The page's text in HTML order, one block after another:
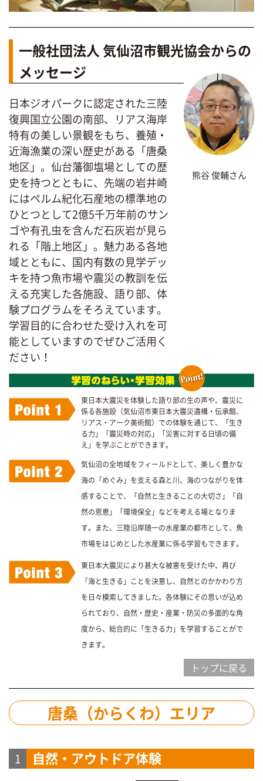
一般社団法人 気仙沼市観光協会からの
メッセージ
日本ジオパークに認定された三陸
復興国立公園の南部、リアス海岸
特有の美しい景観をもち、養殖・
近海漁業の深い歴史がある「唐桑
地区」。仙台藩御塩場としての歴
史を持つとともに、先端の岩井崎
にはペルム紀化石産地の標準地の
ひとつとして2億5千万年前のサン
ゴや有孔虫を含んだ石灰岩が見ら
れる「階上地区」。魅力ある各地
域とともに、国内有数の見学デッ
キを持つ魚市場や震災の教訓を伝
える充実した各施設、語り部、体
験プログラムをそろえています。
学習目的に合わせた受け入れを可
能としていますのでぜひご活用く
ださい！
熊谷 俊輔さん
東日本大震災を体験した語り部の生の声や、震災に
係る各施設（気仙沼市東日本大震災遺構・伝承館、
リアス・アーク美術館）での体験を通じて、「生き
る力」「震災時の対応」「災害に対する日頃の備
え」を学ぶことができます。
気仙沼の全地域をフィールドとして、美しく豊かな
海の「めぐみ」を支える森と川、海のつながりを体
感することで、「自然と生きることの大切さ」「自
然の恩恵」「環境保全」などを考える場となりま
す。また、三陸沿岸随一の水産業の都市として、魚
市場をはじめとした水産業に係る学習もできます。
東日本大震災により甚大な被害を受けた中、再び
「海と生きる」ことを決意し、自然とのかかわり方
を日々模索してきました。各体験にその思いが込め
られており、自然・歴史・産業・防災の多面的な角
度から、総合的に「生きる力」を学習することがで
きます。
トップに戻る
唐桑（からくわ）エリア
1 自然・アウトドア体験